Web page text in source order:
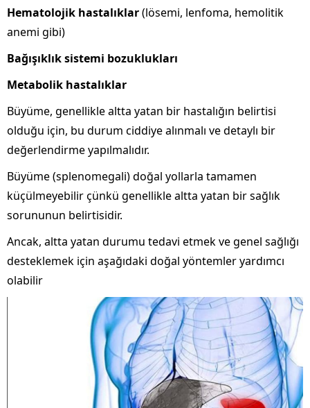
Hematolojik hastalıklar(lösemi, lenfoma, hemolitik
anemi gibi)
Bağışıklık sistemi bozuklukları
Metabolik hastalıklar
Büyüme, genellikle altta yatan bir hastalığın belirtisi
olduğu için, bu durum ciddiye alınmalı ve detaylı bir
değerlendirme yapılmalıdır.
Büyüme (splenomegali) doğal yollarla tamamen
küçülmeyebilir çünkü genellikle altta yatan bir sağlık
sorununun belirtisidir.
Ancak, altta yatan durumu tedavi etmek ve genel sağlığı
desteklemek için aşağıdaki doğal yöntemler yardımcı
olabilir